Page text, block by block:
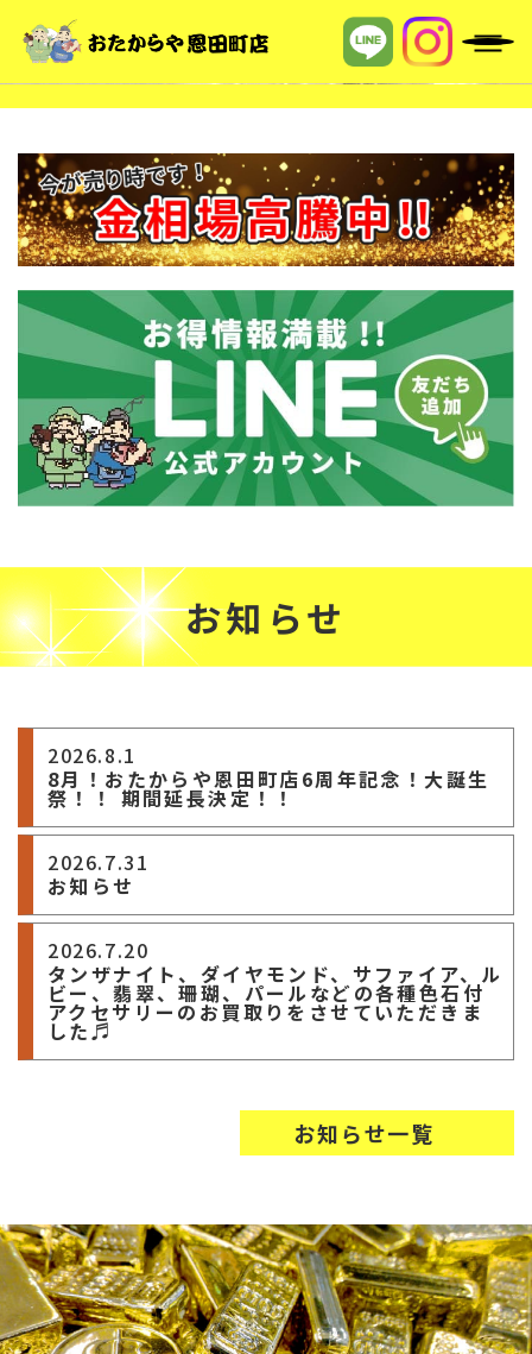
お知らせ
2026.8.1
8月！おたからや恩田町店6周年記念！大誕生
祭！！ 期間延長決定！！
2026.7.31
お知らせ
2026.7.20
タンザナイト、ダイヤモンド、サファイア、ル
ビー、翡翠、珊瑚、パールなどの各種色石付
アクセサリーのお買取りをさせていただきま
した♬
お知らせ一覧